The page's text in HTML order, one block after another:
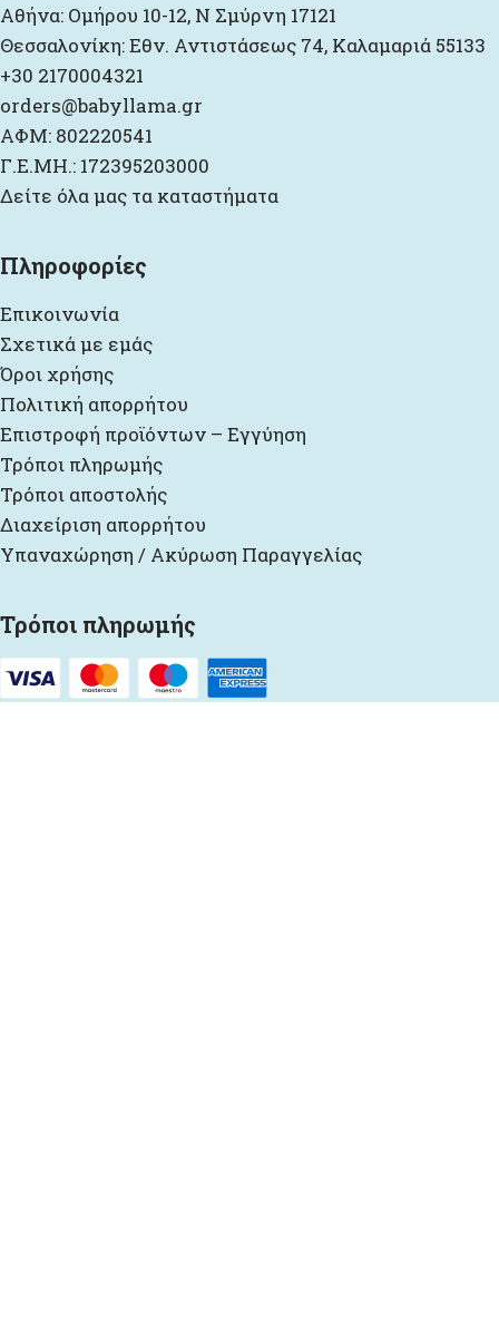
Αθήνα: Ομήρου 10-12, Ν Σμύρνη 17121
Θεσσαλονίκη: Εθν. Αντιστάσεως 74, Καλαμαριά 55133
+30 2170004321
orders@babyllama.gr
ΑΦΜ: 802220541
Γ.Ε.ΜΗ.: 172395203000
Δείτε όλα μας τα καταστήματα
Πληροφορίες
Επικοινωνία
Σχετικά με εμάς
Όροι χρήσης
Πολιτική απορρήτου
Επιστροφή προϊόντων – Εγγύηση
Τρόποι πληρωμής
Τρόποι αποστολής
Διαχείριση απορρήτου
Υπαναχώρηση / Ακύρωση Παραγγελίας
Τρόποι πληρωμής